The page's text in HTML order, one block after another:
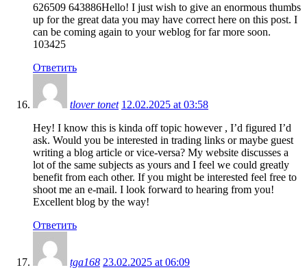
626509 643886Hello! I just wish to give an enormous thumbs
up for the great data you may have correct here on this post. I
can be coming again to your weblog for far more soon.
103425
Ответить
tlover tonet 12.02.2025 at 03:58
Hey! I know this is kinda off topic however , I’d figured I’d
ask. Would you be interested in trading links or maybe guest
writing a blog article or vice-versa? My website discusses a
lot of the same subjects as yours and I feel we could greatly
benefit from each other. If you might be interested feel free to
shoot me an e-mail. I look forward to hearing from you!
Excellent blog by the way!
Ответить
tga168 23.02.2025 at 06:09